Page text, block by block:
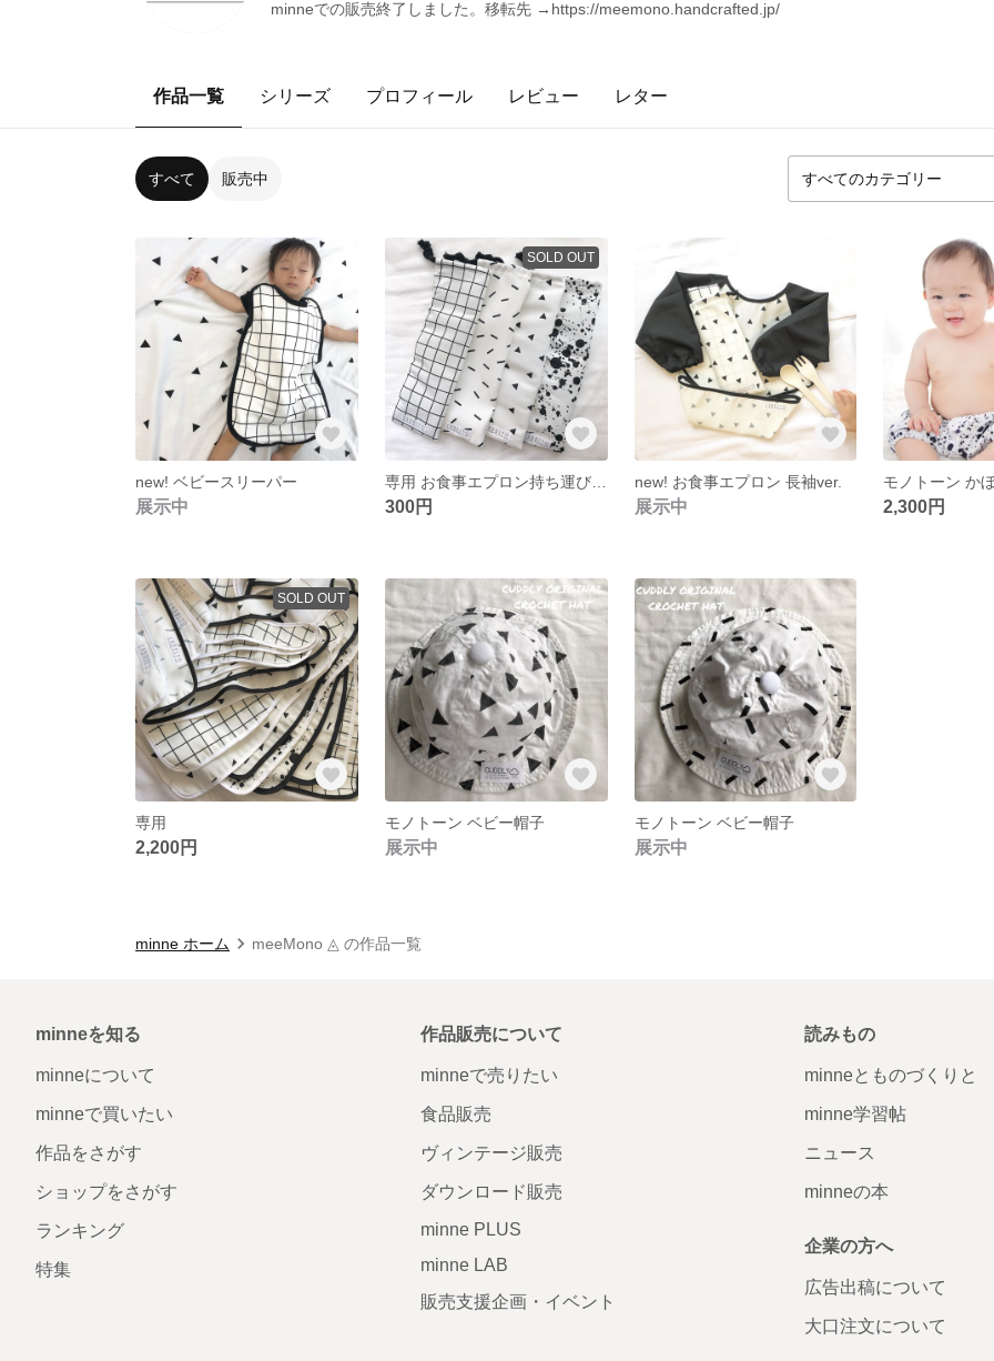
minneでの販売終了しました。移転先 →https://meemono.handcrafted.jp/
作品一覧 シリーズ プロフィール レビュー レター
すべて 販売中
new! ベビースリーパー
展示中
SOLD OUT
専用 お食事エプロン持ち運び用巾着
300円
new! お食事エプロン 長袖ver.
展示中 2,300円
SOLD OUT
専用
2,200円
モノトーン ベビー帽子
展示中
モノトーン ベビー帽子
展示中
minne ホーム meeMono ◬ の作品一覧
minneを知る
minneについて
minneで買いたい
作品をさがす
ショップをさがす
ランキング
特集
作品販売について
minneで売りたい
食品販売
ヴィンテージ販売
ダウンロード販売
minne PLUS
minne LAB
販売支援企画・イベント
読みもの
minneとものづくりと
minne学習帖
ニュース
minneの本
企業の方へ
広告出稿について
大口注文について